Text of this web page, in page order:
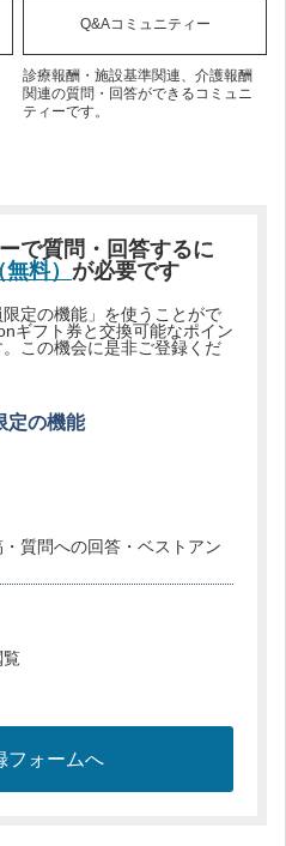
Q&Aコミュニティー
診療報酬・施設基準関連、介護報酬
関連の質問・回答ができるコミュニ
ティーです。
で質問・回答するに
料） が必要です
定の機能」を使うことがで
ギフト券と交換可能なポイン
この機会に是非ご登録くだ
定の機能
質問への回答・ベストアン
覧
フォームへ